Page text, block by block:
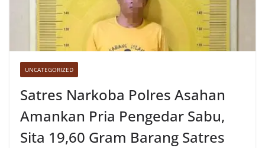
UNCATEGORIZED
Satres Narkoba Polres Asahan
Amankan Pria Pengedar Sabu,
Sita 19,60 Gram Barang Satres